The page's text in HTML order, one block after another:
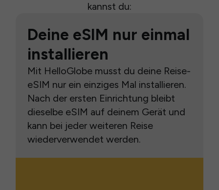
kannst du:
Deine eSIM nur einmal
installieren
Mit HelloGlobe musst du deine Reise-
eSIM nur ein einziges Mal installieren.
Nach der ersten Einrichtung bleibt
dieselbe eSIM auf deinem Gerät und
kann bei jeder weiteren Reise
wiederverwendet werden.